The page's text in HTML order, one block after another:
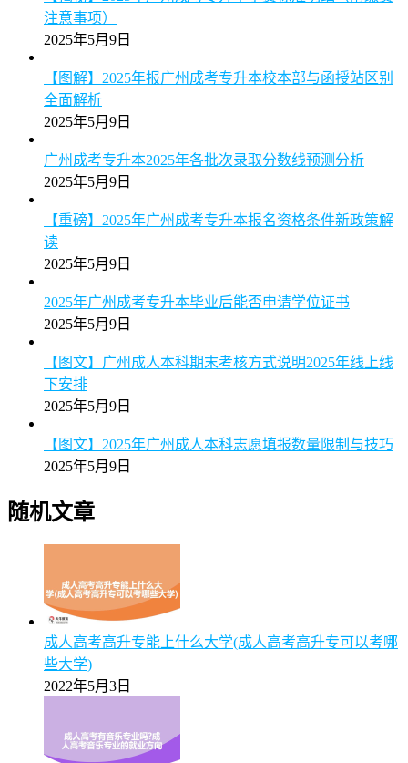
【详解】2025年广州成考专升本统考科目数量及备考策
略说明
2025年5月9日
【保姆级】广州2025年成考专升本报名全流程操作步骤
2025年5月9日